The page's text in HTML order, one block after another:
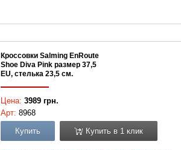
Кроссовки Salming EnRoute
Shoe Diva Pink размер 37,5
EU, стелька 23,5 см.
Цена: 3989 грн.
Арт: 8968
Купить
Купить в 1 клик